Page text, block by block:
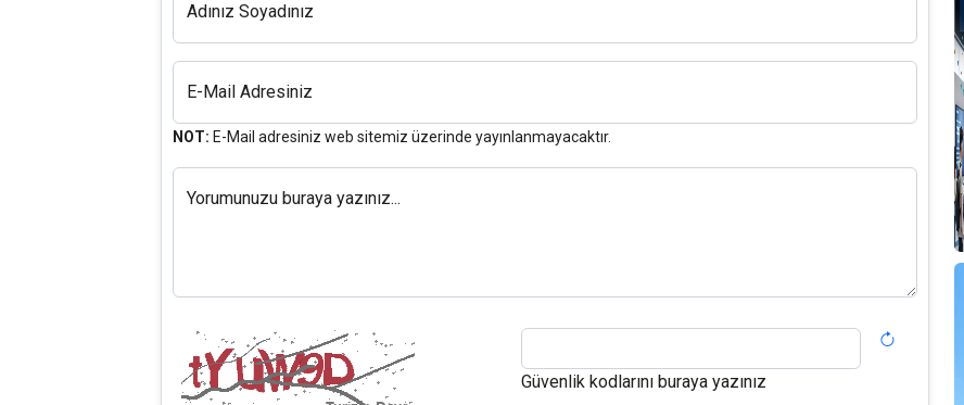
Adınız Soyadınız
E-Mail Adresiniz
NOT: E-Mail adresiniz web sitemiz üzerinde yayınlanmayacaktır.
Yorumunuzu buraya yazınız...
Güvenlik kodlarını buraya yazınız